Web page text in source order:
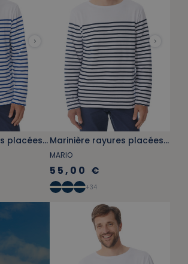
Marinière rayures placées bleu royal Marinière rayures placées bleu marine
MARIO
55,00 €
+34